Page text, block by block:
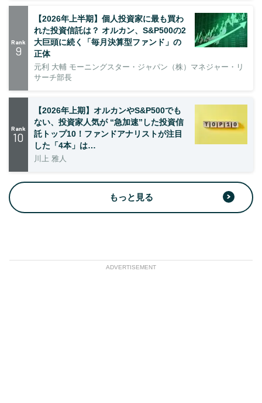
Rank
9
【2026年上半期】個人投資家に最も買わ
れた投資信託は？ オルカン、S&P500の2
大巨頭に続く「毎月決算型ファンド」の
正体
元利 大輔 モーニングスター・ジャパン（株）マネジャー・リ
サーチ部長
Rank
10
【2026年上期】オルカンやS&P500でも
ない、投資家人気が “急加速”した投資信
託トップ10！ファンドアナリストが注目
した「4本」は…
川上 雅人
もっと見る
ADVERTISEMENT